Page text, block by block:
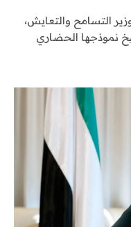
التسامح والتعايش،
نموذجها الحضاري